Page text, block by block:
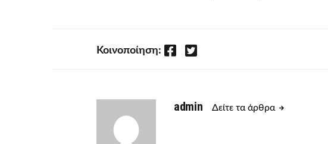
Κοινοποίηση: Facebook Twitter
admin Δείτε τα άρθρα